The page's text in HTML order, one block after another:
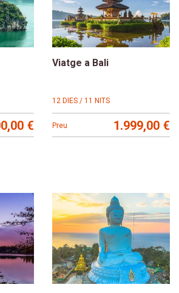
€
Viatge a Bali
12 DIES / 11 NITS
Preu 1.999,00 €